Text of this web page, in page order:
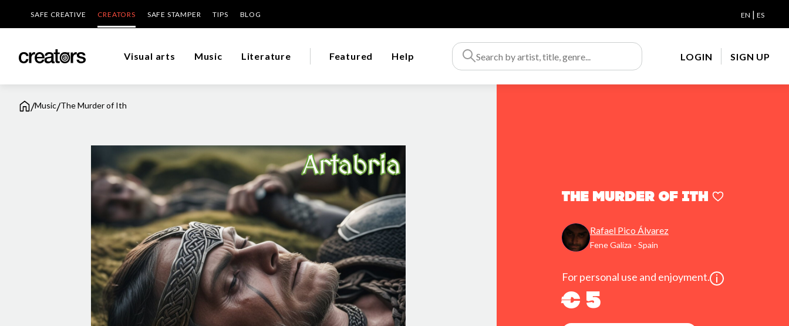
SAFE CREATIVE CREATORS SAFE STAMPER TIPS BLOG EN | ES
Visual arts Music Literature Featured Help LOGIN SIGN UP
/Music/The Murder of Ith
The Murder of Ith
Rafael Pico Álvarez
Fene Galiza - Spain
For personal use and enjoyment.
€ 5